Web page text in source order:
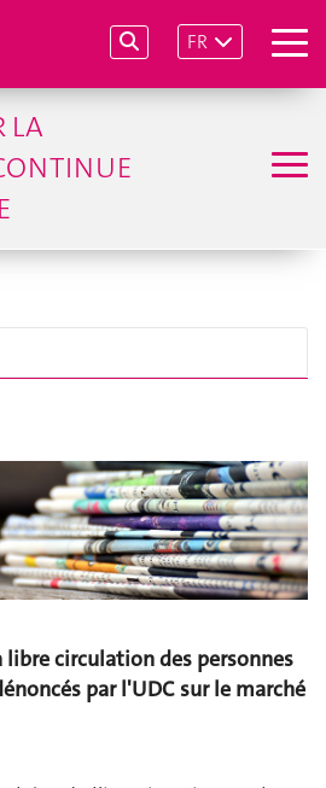
FR
LA
libre circulation des personnes
par l'UDC sur le marché